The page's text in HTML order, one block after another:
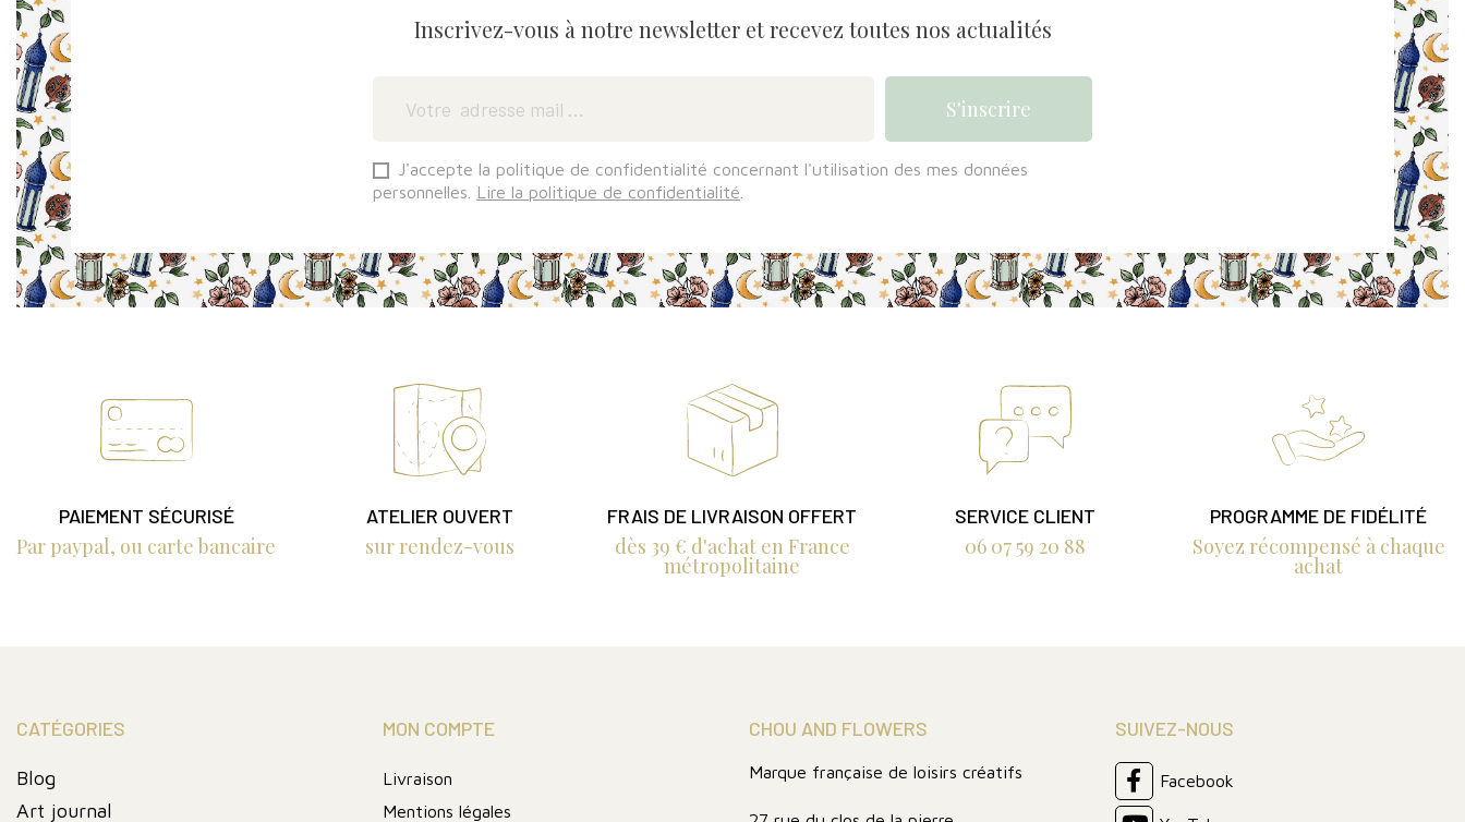
Inscrivez-vous à notre newsletter et recevez toutes nos actualités
J'accepte la politique de confidentialité concernant l'utilisation des mes données
personnelles.
Lire la politique de confidentialité
PAIEMENT SÉCURISÉ
Par paypal, ou carte bancaire
ATELIER OUVERT
sur rendez-vous
FRAIS DE LIVRAISON OFFERT
dès 39 € d'achat en France
métropolitaine
SERVICE CLIENT
06 07 59 20 88
PROGRAMME DE FIDÉLITÉ
Soyez récompensé à chaque
achat
CATÉGORIES
Blog
Art journal
MON COMPTE
Livraison
Mentions légales
CHOU AND FLOWERS
Marque française de loisirs créatifs
SUIVEZ-NOUS
Facebook